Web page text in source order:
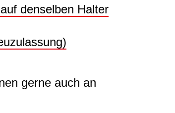
denselben Halter
gerne auch an